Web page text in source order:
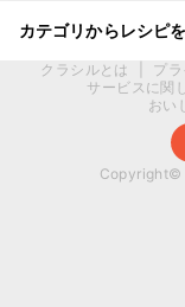
カテゴリからレシピ
クラシルとは プ
サービスに関
おい
Copyright©